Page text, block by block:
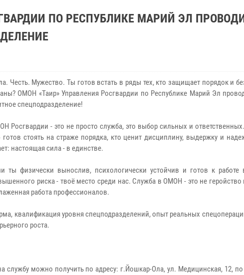
ПО РЕСПУБЛИКЕ МАРИЙ ЭЛ
Честь. Мужество. Ты готов встать в ряды тех, кто защищает порядок и
ОМОН «Таир» Управления Росгвардии по Республике Марий Эл
спецподразделение!
Росгвардии - это не просто служба, это выбор сильных и
готов стоять на страже порядка, кто ценит дисциплину, выдержку и
настоящая сила - в единстве.
ты физически вынослив, психологически устойчив и готов к работе
риска - твоё место среди нас. Служба в ОМОН - это не геройство
работа профессионалов.
квалификация уровня спецподразделений, опыт реальных
роста.
можно получить по адресу: г.Йошкар-Ола, ул. Медицинская, 12, по